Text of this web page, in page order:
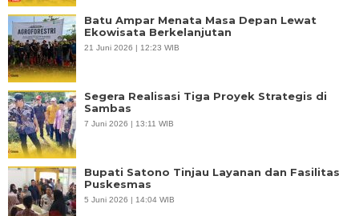
Batu Ampar Menata Masa Depan Lewat
Ekowisata Berkelanjutan
21 Juni 2026 | 12:23 WIB
Segera Realisasi Tiga Proyek Strategis di
Sambas
7 Juni 2026 | 13:11 WIB
Bupati Satono Tinjau Layanan dan Fasilitas
Puskesmas
5 Juni 2026 | 14:04 WIB